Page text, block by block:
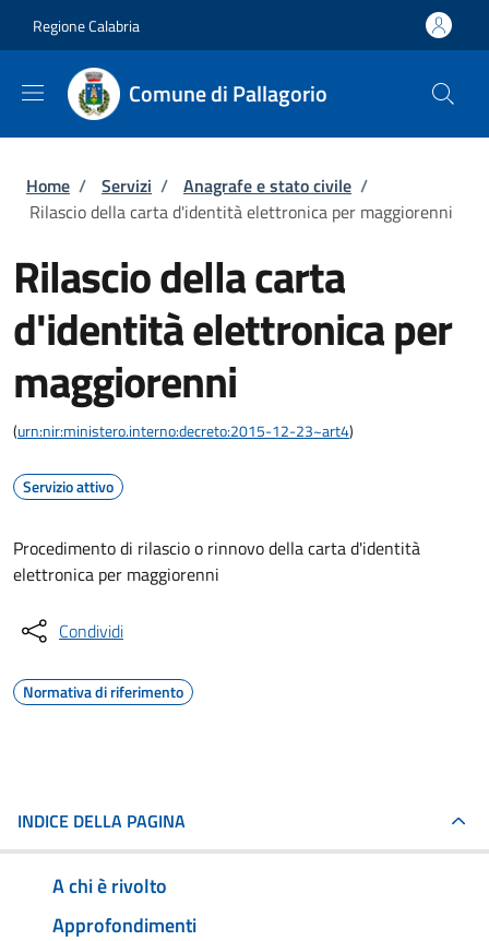
Regione Calabria
Comune di Pallagorio
Briciole di pane
Home / Servizi / Anagrafe e stato civile /
Rilascio della carta d'identità elettronica per maggiorenni
Rilascio della carta
d'identità elettronica per
maggiorenni
(urn:nir:ministero.interno:decreto:2015-12-23~art4)
Servizio attivo
Procedimento di rilascio o rinnovo della carta d'identità
elettronica per maggiorenni
Condividi
Normativa di riferimento
INDICE DELLA PAGINA
A chi è rivolto
Approfondimenti